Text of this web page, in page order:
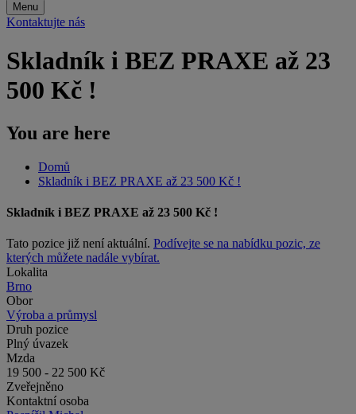
Menu
Kontaktujte nás
Skladník i BEZ PRAXE až 23
500 Kč !
You are here
Domů
Skladník i BEZ PRAXE až 23 500 Kč !
Skladník i BEZ PRAXE až 23 500 Kč !
Tato pozice již není aktuální. Podívejte se na nabídku pozic, ze
kterých můžete nadále vybírat.
Lokalita
Brno
Obor
Výroba a průmysl
Druh pozice
Plný úvazek
Mzda
19 500 - 22 500 Kč
Zveřejněno
Kontaktní osoba